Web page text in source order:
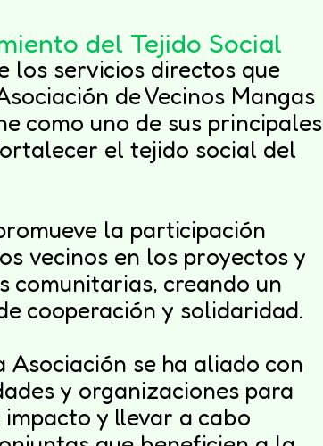
del Tejido Social
los servicios directos que
de Vecinos Mangas
como uno de sus principales
el tejido social del
la participación
vecinos en los proyectos y
comunitarias, creando un
cooperación y solidaridad.
Asociación se ha aliado con
y organizaciones para
y llevar a cabo